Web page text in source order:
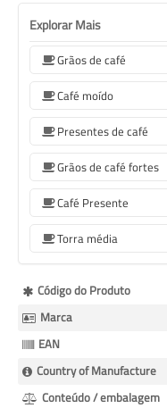
Explorar Mais
Grãos de café
Café moído
Presentes de café
Grãos de café fortes
Café Presente
Torra média
Mais
informação
Código do Produto
Marca
EAN
Country of Manufacture
Conteúdo / embalagem